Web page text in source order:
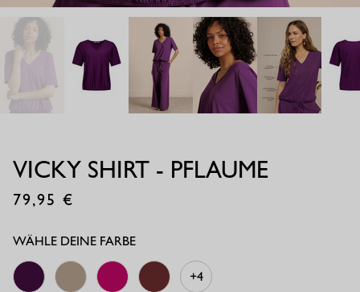
VICKY SHIRT - PFLAUME
79,95
WÄHLE DEINE FARBE
+4